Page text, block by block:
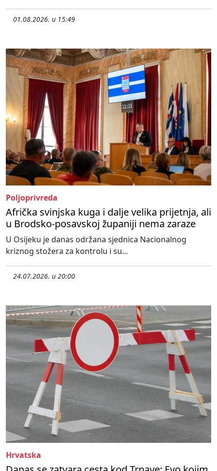
01.08.2026. u 15:49
Poljoprivreda
Afrička svinjska kuga i dalje velika prijetnja, ali
u Brodsko-posavskoj županiji nema zaraze
U Osijeku je danas održana sjednica Nacionalnog
kriznog stožera za kontrolu i su...
24.07.2026. u 20:00
Hrvatska